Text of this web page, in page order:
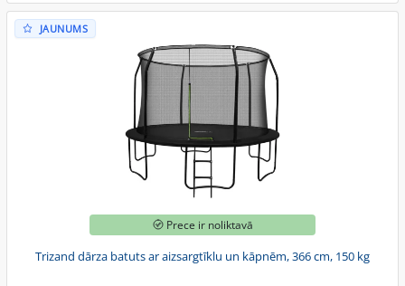
JAUNUMS
Prece ir noliktavā
Trizand dārza batuts ar aizsargtīklu un kāpnēm, 366 cm, 150 kg